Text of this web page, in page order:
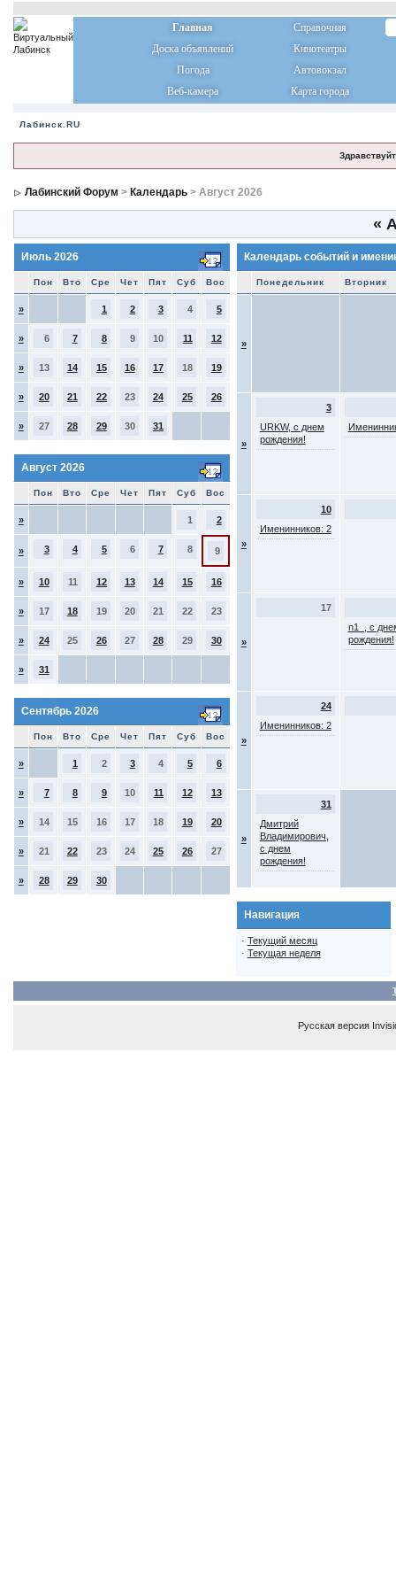
Главная
Справочная
Доска объявлений
Кинотеатры
Погода
Автовокзал
Веб-камера
Карта города
Лабинск.RU
Лабинский Форум > Календарь> Август 2026
«
Июль 2026
Пон Вто Сре Чет Пят Суб Вос
» 1 2 3 4 5
» 6 7 8 9 10 11 12
» 13 14 15 16 17 18 19
» 20 21 22 23 24 25 26
» 27 28 29 30 31
Август 2026
Пон Вто Сре Чет Пят Суб Вос
» 1 2
» 3 4 5 6 7 8 9
» 10 11 12 13 14 15 16
» 17 18 19 20 21 22 23
» 24 25 26 27 28 29 30
» 31
Сентябрь 2026
Пон Вто Сре Чет Пят Суб Вос
» 1 2 3 4 5 6
» 7 8 9 10 11 12 13
» 14 15 16 17 18 19 20
» 21 22 23 24 25 26 27
» 28 29 30
Календарь событий и
Понедельник Вторник
»
»
3
URKW, с днем
рождения!
»
10
Именинников: 2
»
17
n1_, с
рождения!
»
24
Именинников: 2
»
31
Дмитрий
Владимирович,
с днем
рождения!
Навигация
· Текущий месяц
· Текущая неделя
Русская версия